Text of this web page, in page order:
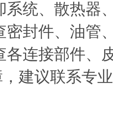
系统、散热器
密封件、油管
各连接部件、
建议联系专